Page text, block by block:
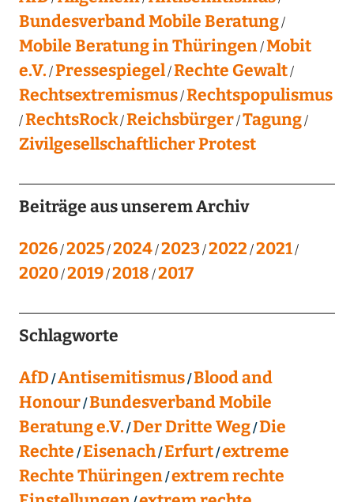
Bundesverband Mobile Beratung
Mobile Beratung in Thüringen Mobit
e.V. Pressespiegel Rechte Gewalt
Rechtsextremismus Rechtspopulismus
RechtsRock Reichsbürger Tagung
Zivilgesellschaftlicher Protest
Beiträge aus unserem Archiv
2026 2025 2024 2023 2022 2021
2020 2019 2018 2017
Schlagworte
AfD Antisemitismus Blood and
Honour Bundesverband Mobile
Beratung e.V. Der Dritte Weg Die
Rechte Eisenach Erfurt extreme
Rechte Thüringen extrem rechte